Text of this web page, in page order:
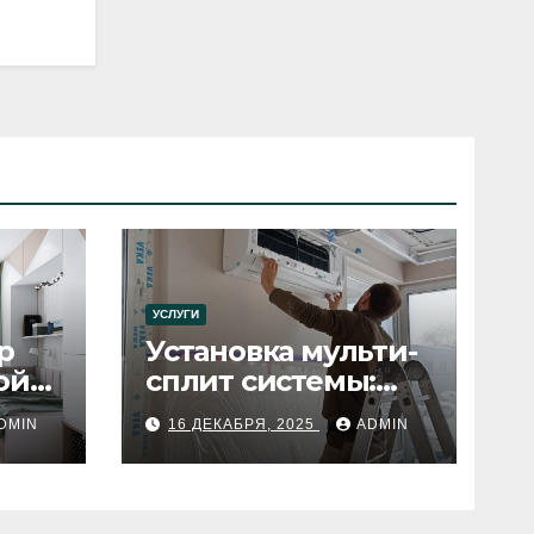
УСЛУГИ
Установка мульти-
сплит системы:
пошаговое
руководство
16 ДЕКАБРЯ, 2025 ADMIN